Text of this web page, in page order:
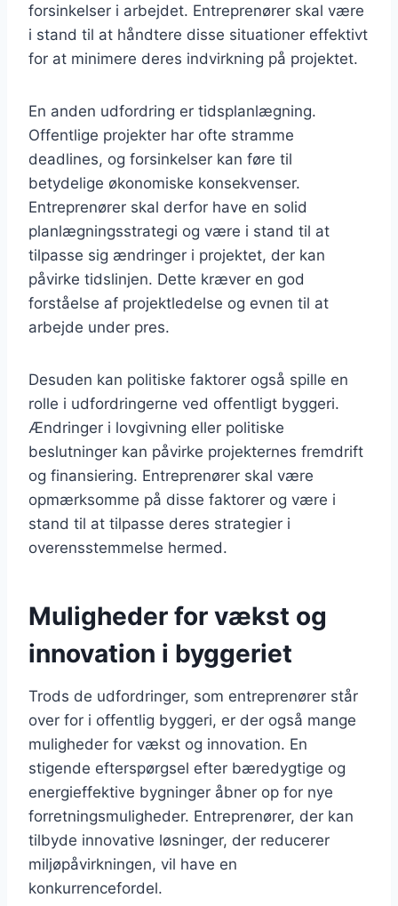
forsinkelser i arbejdet. Entreprenører skal være
i stand til at håndtere disse situationer effektivt
for at minimere deres indvirkning på projektet.
En anden udfordring er tidsplanlægning.
Offentlige projekter har ofte stramme
deadlines, og forsinkelser kan føre til
betydelige økonomiske konsekvenser.
Entreprenører skal derfor have en solid
planlægningsstrategi og være i stand til at
tilpasse sig ændringer i projektet, der kan
påvirke tidslinjen. Dette kræver en god
forståelse af projektledelse og evnen til at
arbejde under pres.
Desuden kan politiske faktorer også spille en
rolle i udfordringerne ved offentligt byggeri.
Ændringer i lovgivning eller politiske
beslutninger kan påvirke projekternes fremdrift
og finansiering. Entreprenører skal være
opmærksomme på disse faktorer og være i
stand til at tilpasse deres strategier i
overensstemmelse hermed.
Muligheder for vækst og
innovation i byggeriet
Trods de udfordringer, som entreprenører står
over for i offentlig byggeri, er der også mange
muligheder for vækst og innovation. En
stigende efterspørgsel efter bæredygtige og
energieffektive bygninger åbner op for nye
forretningsmuligheder. Entreprenører, der kan
tilbyde innovative løsninger, der reducerer
miljøpåvirkningen, vil have en
konkurrencefordel.